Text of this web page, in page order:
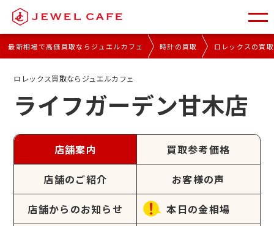
最新相場で高価買取ならジュエルカフェ 時計の買取 ロレックスの買取
ロレックス買取ならジュエルカフェ
ライフガーデン甘木店
店舗案内 買取参考価格
店舗のご紹介 お客様の声
店舗からのお知らせ 本日の金相場